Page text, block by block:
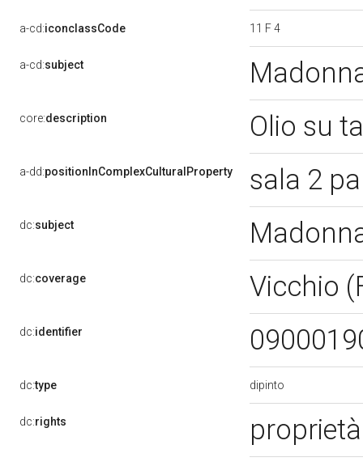
a-cd:iconclassCode 11 F 4
a-cd:subject
core:description Olio su
a-dd:positionInComplexCulturalProperty sala 2
dc:subject
dc:coverage Vicchio
dc:identifier
dc:type dipinto
dc:rights